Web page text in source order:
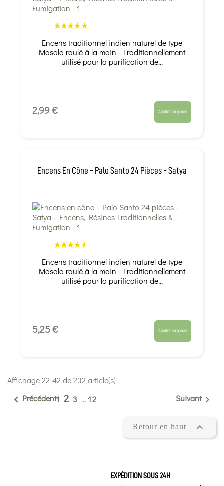
Encens traditionnel indien naturel de type
Masala roulé à la main - Traditionnellement
utilisé pour la purification de...
2,99 € Ajouter au panier
Encens En Cône - Palo Santo 24 Pièces - Satya
Encens traditionnel indien naturel de type
Masala roulé à la main - Traditionnellement
utilisé pour la purification de...
5,25 € Ajouter au panier
Affichage 22-42 de 232 article(s)
 Précédent1 2 3 …12 Suivant
Retour en haut 
EXPÉDITION SOUS 24H